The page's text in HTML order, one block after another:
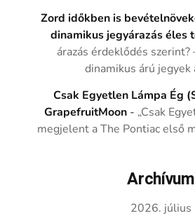
Zord időkben is
dinamikus jegyárazás éles
árazás érdeklődés szerint?
dinamikus árú jegyek
Csak Egyetlen Lámpa Ég
GrapefruitMoon - „Csak
megjelent a The Pontiac első
Archívum
2026. július